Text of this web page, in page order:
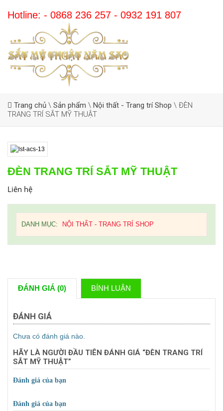
Hotline: - 0868 236 257 - 0932 191 807
Trang chủ \ Sản phẩm \ Nội thất - Trang trí Shop \ ĐÈN
TRANG TRÍ SẮT MỸ THUẬT
ĐÈN TRANG TRÍ SẮT MỸ THUẬT
Liên hệ
DANH MỤC: NỘI THẤT - TRANG TRÍ SHOP
ĐÁNH GIÁ (0) BÍNH LUẬN
ĐÁNH GIÁ
Chưa có đánh giá nào.
HÃY LÀ NGƯỜI ĐẦU TIÊN ĐÁNH GIÁ “ĐÈN TRANG TRÍ
SẮT MỸ THUẬT”
Đánh giá của bạn
Đánh giá của bạn